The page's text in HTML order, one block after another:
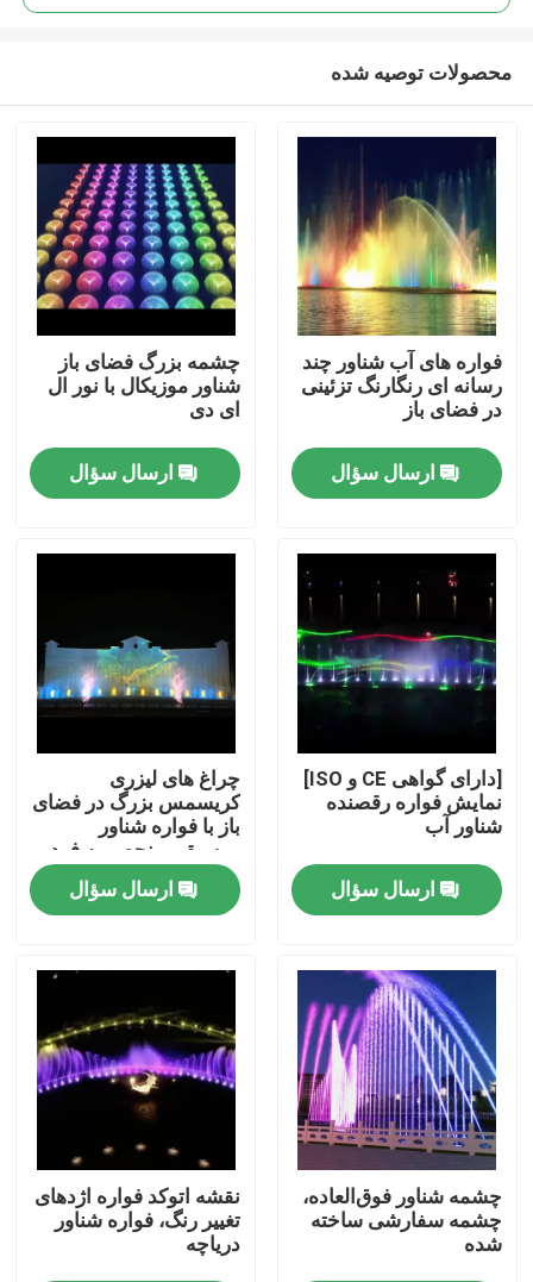
خانه
محصولات
کارخانه تور
کنترل کیفیت
تماس با ما
درخواست نقل قول
آبنمای شناور
چشمه های دریاچه
محصولات توصیه شده
فواره های آب شناور چند
رسانه ای رنگارنگ تزئینی
در فضای باز
ارسال سؤال
چشمه بزرگ فضای باز
شناور موزیکال با نور ال
ای دی
ارسال سؤال
[دارای گواهی CE و ISO]
نمایش فواره رقصنده
شناور آب
ارسال سؤال
چراغ های لیزری
کریسمس بزرگ در فضای
باز با فواره شناور
موسیقی منحصر به فرد
در دریاچه
ارسال سؤال
چشمه شناور فوق‌العاده،
چشمه سفارشی ساخته
شده
نقشه اتوکد فواره اژدهای
تغییر رنگ، فواره شناور
دریاچه